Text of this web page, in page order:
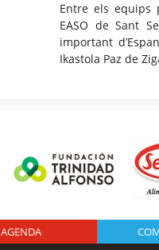
Entre els equips
EASO de Sant
important
Ikastola Paz de
Logo Fundación
AGENDA